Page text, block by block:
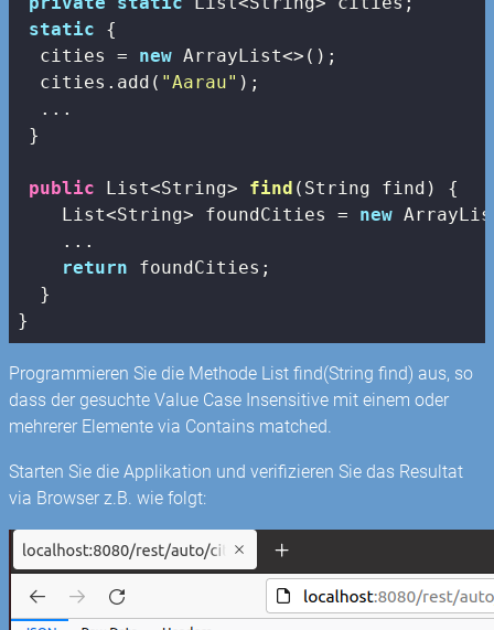
static {
  cities =
new ArrayList<>();
  cities.add(
"Aarau" );
  ...
}
public List<String> find (String find)
{
    List<String> foundCities =
new
    ...
return foundCities;
  }
}
Programmieren Sie die Methode List find(String find) aus, so
dass der gesuchte Value Case Insensitive mit einem oder
mehrerer Elemente via Contains matched.
Starten Sie die Applikation und verifizieren Sie das Resultat
via Browser z.B. wie folgt: